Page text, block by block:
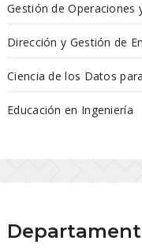
Gestión de Operaciones
Dirección y Gestión de
Ciencia de los Datos
Educación en Ingeniería